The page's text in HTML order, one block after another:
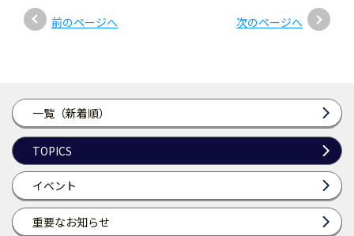
一覧（新着順）
TOPICS
イベント
重要なお知らせ
前のページへ 次のページへ